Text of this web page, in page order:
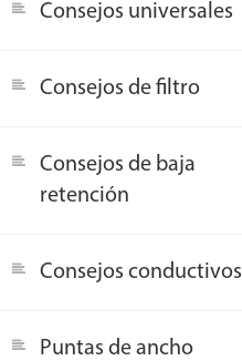
Consejos universales
Consejos de filtro
Consejos de baja
retención
Consejos conductivos
Puntas de ancho